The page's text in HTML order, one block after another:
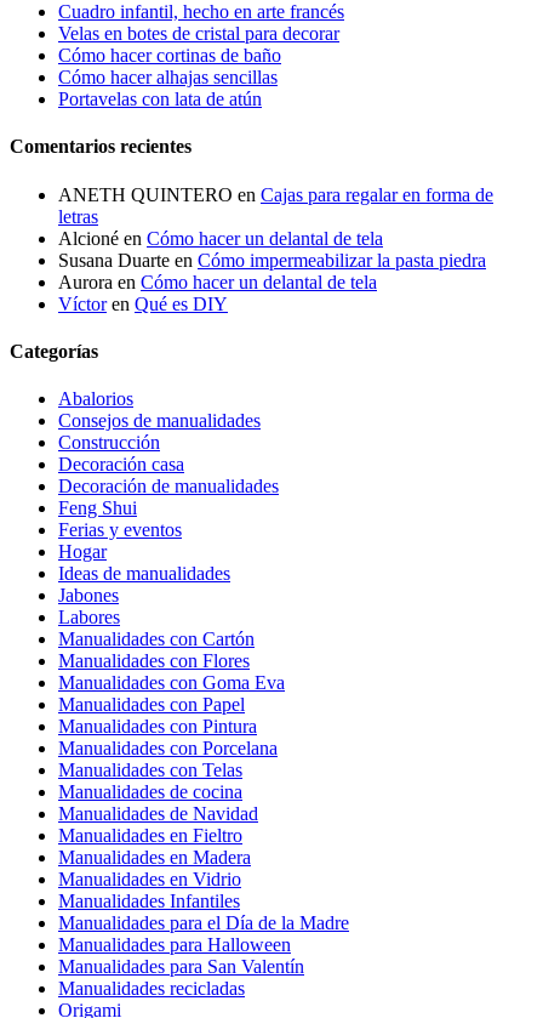
Cuadro infantil, hecho en arte francés
Velas en botes de cristal para decorar
Cómo hacer cortinas de baño
Cómo hacer alhajas sencillas
Portavelas con lata de atún
Comentarios recientes
ANETH QUINTERO en Cajas para regalar en forma de
letras
Alcioné en Cómo hacer un delantal de tela
Susana Duarte en Cómo impermeabilizar la pasta piedra
Aurora en Cómo hacer un delantal de tela
Víctoren Qué es DIY
Categorías
Abalorios
Consejos de manualidades
Construcción
Decoración casa
Decoración de manualidades
Feng Shui
Ferias y eventos
Hogar
Ideas de manualidades
Jabones
Labores
Manualidades con Cartón
Manualidades con Flores
Manualidades con Goma Eva
Manualidades con Papel
Manualidades con Pintura
Manualidades con Porcelana
Manualidades con Telas
Manualidades de cocina
Manualidades de Navidad
Manualidades en Fieltro
Manualidades en Madera
Manualidades en Vidrio
Manualidades Infantiles
Manualidades para el Día de la Madre
Manualidades para Halloween
Manualidades para San Valentín
Manualidades recicladas
Origami